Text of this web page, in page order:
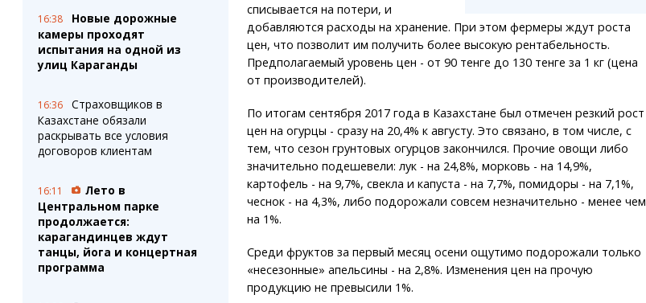
16:38
Новые дорожные
камеры проходят
испытания на одной из
улиц Караганды
16:36
Страховщиков в
Казахстане обязали
раскрывать все условия
договоров клиентам
16:11
Лето в
Центральном парке
продолжается:
карагандинцев ждут
танцы, йога и концертная
программа
списывается на потери, и
добавляются расходы на хранение. При этом фермеры ждут роста
цен, что позволит им получить более высокую рентабельность.
Предполагаемый уровень цен - от 90 тенге до 130 тенге за 1 кг (цена
от производителей).
По итогам сентября 2017 года в Казахстане был отмечен резкий рост
цен на огурцы - сразу на 20,4% к августу. Это связано, в том числе, с
тем, что сезон грунтовых огурцов закончился. Прочие овощи либо
значительно подешевели: лук - на 24,8%, морковь - на 14,9%,
картофель - на 9,7%, свекла и капуста - на 7,7%, помидоры - на 7,1%,
чеснок - на 4,3%, либо подорожали совсем незначительно - менее чем
на 1%.
Среди фруктов за первый месяц осени ощутимо подорожали только
«несезонные» апельсины - на 2,8%. Изменения цен на прочую
продукцию не превысили 1%.